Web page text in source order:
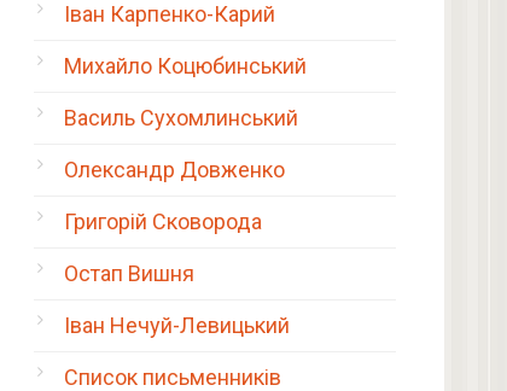
Іван Карпенко-Карий
Михайло Коцюбинський
Василь Сухомлинський
Олександр Довженко
Григорій Сковорода
Остап Вишня
Іван Нечуй-Левицький
Список письменників